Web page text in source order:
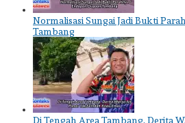
Normalisasi Sungai Jadi Bukti
Tambang
Di Tengah Area Tambang, Derita